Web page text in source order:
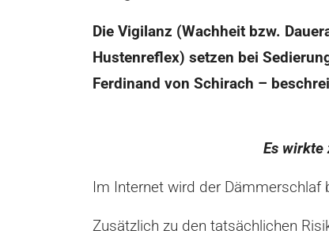
Die Vigilanz (Wachheit bzw.
Hustenreflex) setzen bei
Ferdinand von Schirach –
Es wirkte
Im Internet wird der Dämmerschlaf
Zusätzlich zu den tatsächlichen